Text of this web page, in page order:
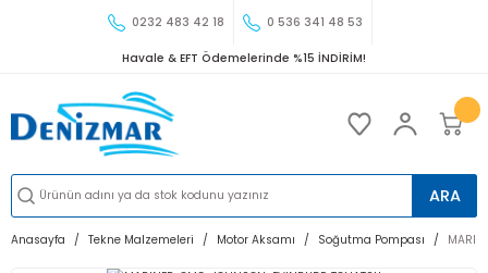
0232 483 42 18 0 536 341 48 53
Havale & EFT Ödemelerinde %15 İNDİRİM!
ARA
Anasayfa Tekne Malzemeleri Motor Aksamı Soğutma Pompası